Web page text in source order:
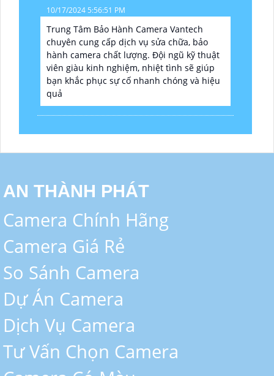
10/17/2024 5:56:51 PM
Trung Tâm Bảo Hành Camera Vantech
chuyên cung cấp dịch vụ sửa chữa, bảo
hành camera chất lượng. Đội ngũ kỹ thuật
viên giàu kinh nghiệm, nhiệt tình sẽ giúp
bạn khắc phục sự cố nhanh chóng và hiệu
quả
AN THÀNH PHÁT
Camera Chính Hãng
Camera Giá Rẻ
So Sánh Camera
Dự Án Camera
Dịch Vụ Camera
Tư Vấn Chọn Camera